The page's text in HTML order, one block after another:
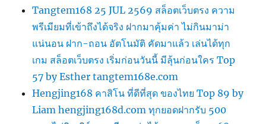
Tangtem168 25 JUL 2569 สล็อตเว็บตรง ความ
พรีเมียมที่เข้าถึงได้จริง ฝากมาคุ้มค่า ไม่กินมาม่า
แน่นอน ฝาก-ถอน อัตโนมัติ คัดมาแล้ว เล่นได้ทุก
เกม สล็อตเว็บตรง เริ่มก่อนวันนี้ มีลุ้นก่อนใคร Top
57 by Esther tangtem168e.com
Hengjing168 คาสิโน ที่ดีที่สุด ของไทย Top 89 by
Liam hengjing168d.com ทุกยอดฝากรับ 500